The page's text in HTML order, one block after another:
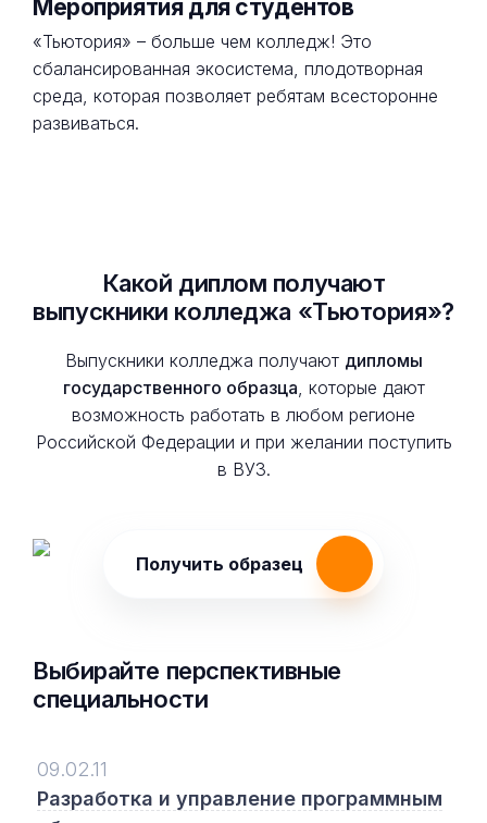
Мероприятия для студентов
«Тьютория» – больше чем колледж! Это
сбалансированная экосистема, плодотворная
среда, которая позволяет ребятам всесторонне
развиваться.
Какой диплом получают
выпускники колледжа «Тьютория»?
Выпускники колледжа получают дипломы
государственного образца , которые дают
возможность работать в любом регионе
Российской Федерации и при желании поступить
в ВУЗ.
Получить образец
Выбирайте перспективные
специальности
09.02.11
Разработка и управление программным